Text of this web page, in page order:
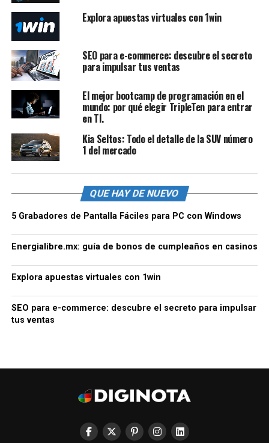
Explora apuestas virtuales con 1win
SEO para e-commerce: descubre el secreto
para impulsar tus ventas
El mejor bootcamp de programación en el
mundo: por qué elegir TripleTen para entrar
en TI.
Kia Seltos: Todo el detalle de la SUV número
1 del mercado
QUE HAY DE NUEVO
5 Grabadores de Pantalla Fáciles para PC con Windows
Energialibre.mx: guía de bonos de cumpleaños en casinos
Explora apuestas virtuales con 1win
SEO para e-commerce: descubre el secreto para impulsar
tus ventas